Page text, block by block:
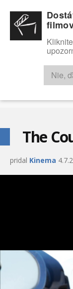
The
pridal Kinema
Nie,